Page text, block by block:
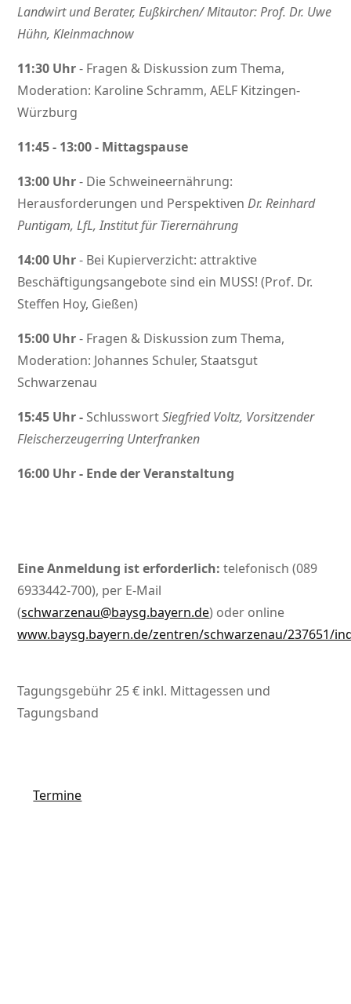
Landwirt und Berater, Eußkirchen/Mitautor: Prof. Dr. Uwe
Hühn, Kleinmachnow
11:30 Uhr- Fragen & Diskussion zum Thema,
Moderation: Karoline Schramm, AELF Kitzingen-
Würzburg
11:45 - 13:00 - Mittagspause
13:00 Uhr- Die Schweineernährung:
Herausforderungen und PerspektivenDr. Reinhard
Puntigam, LfL, Institut für Tierernährung
14:00 Uhr- Bei Kupierverzicht: attraktive
Beschäftigungsangebote sind ein MUSS! (Prof. Dr.
Steffen Hoy, Gießen)
15:00 Uhr- Fragen & Diskussion zum Thema,
Moderation: Johannes Schuler, Staatsgut
Schwarzenau
15:45 Uhr -SchlusswortSiegfried Voltz, Vorsitzender
Fleischerzeugerring Unterfranken
16:00 Uhr - Ende der Veranstaltung
Eine Anmeldung ist erforderlich: telefonisch (089
6933442-700), per E-Mail
(schwarzenau@baysg.bayern.de) oder online
www.baysg.bayern.de/zentren/schwarzenau/237651/
Tagungsgebühr 25 € inkl. Mittagessen und
Tagungsband
Termine